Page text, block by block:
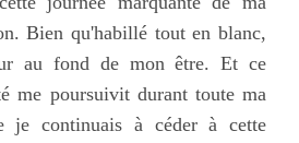
Bien qu'habillé tout en blanc,
au fond de mon être. Et ce
me poursuivit durant toute ma
je continuais à céder à cette